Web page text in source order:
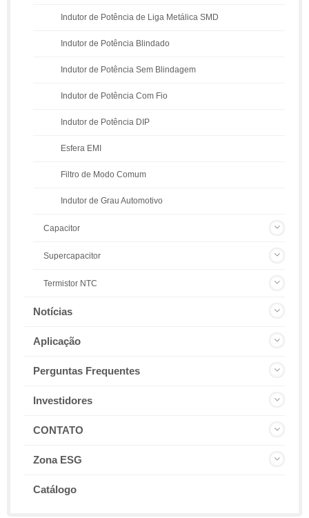
Indutor de Potência de Liga Metálica SMD
Indutor de Potência Blindado
Indutor de Potência Sem Blindagem
Indutor de Potência Com Fio
Indutor de Potência DIP
Esfera EMI
Filtro de Modo Comum
Indutor de Grau Automotivo
Capacitor
Supercapacitor
Termistor NTC
Notícias
Aplicação
Perguntas Frequentes
Investidores
CONTATO
Zona ESG
Catálogo